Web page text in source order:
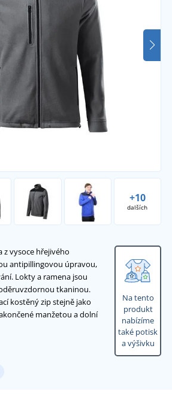
+10
dalších
z vysoce hřejivého
antipillingovou úpravou,
Lokty a ramena jsou
tkaninou.
kostěný zip stejně jako
manžetou a dolní
Na tento
produkt
nabízíme
také potisk
a výšivku